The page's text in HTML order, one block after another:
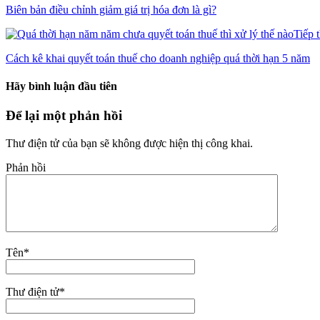
Biên bản điều chỉnh giảm giá trị hóa đơn là gì?
Tiếp
Cách kê khai quyết toán thuế cho doanh nghiệp quá thời hạn 5 năm
Hãy bình luận đầu tiên
Để lại một phản hồi
Thư điện tử của bạn sẽ không được hiện thị công khai.
Phản hồi
Tên*
Thư điện tử*